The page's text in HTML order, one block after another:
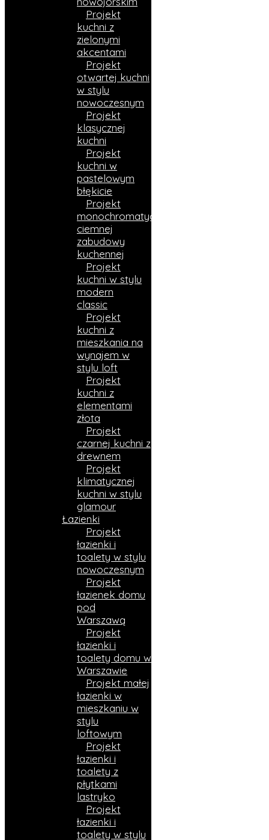
Projekt
kuchni z
zielonymi
akcentami
Projekt
otwartej kuchni
w stylu
nowoczesnym
Projekt
klasycznej
kuchni
Projekt
kuchni w
pastelowym
błękicie
Projekt
monochromatycznej
ciemnej
zabudowy
kuchennej
Projekt
kuchni w stylu
modern
classic
Projekt
kuchni z
mieszkania na
wynajem w
stylu loft
Projekt
kuchni z
elementami
złota
Projekt
czarnej kuchni z
drewnem
Projekt
klimatycznej
kuchni w stylu
glamour
Łazienki
Projekt
łazienki i
toalety w stylu
nowoczesnym
Projekt
łazienek domu
pod
Warszawą
Projekt
łazienki i
toalety domu w
Warszawie
Projekt małej
łazienki w
mieszkaniu w
stylu
loftowym
Projekt
łazienki i
toalety z
płytkami
lastryko
Projekt
łazienki i
toalety w stylu